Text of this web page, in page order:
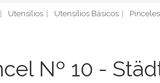
Utensilios Utensilios Básicos
Nº 10 -